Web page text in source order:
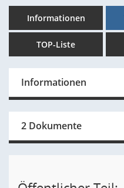
Informationen
TOP-Liste
Informationen
2 Dokumente